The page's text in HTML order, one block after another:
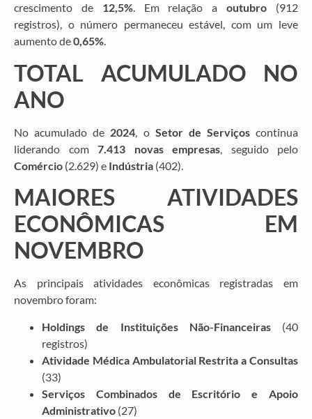
crescimento de 12,5%. Em relação aoutubro (912
registros), o número permaneceu estável, com um leve
aumento de0,65%.
TOTAL ACUMULADO NO
ANO
No acumulado de 2024 , o Setor de Serviçoscontinua
liderando com 7.413 novas empresas , seguido pelo
Comércio (2.629) e Indústria (402).
MAIORES ATIVIDADES
ECONÔMICAS EM
NOVEMBRO
As principais atividades econômicas registradas em
novembro foram:
Holdings de Instituições Não-Financeiras(40
registros)
Atividade Médica Ambulatorial Restrita a Consultas
(33)
Serviços Combinados de Escritório e Apoio
Administrativo (27)